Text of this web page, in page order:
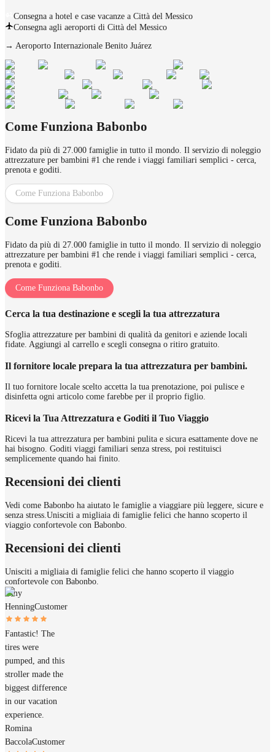
Consegna a hotel e case vacanze a Città del Messico
Consegna agli aeroporti di Città del Messico
→ Aeroporto Internazionale Benito Juárez
Come Funziona Babonbo
Fidato da più di 27.000 famiglie in tutto il mondo. Il servizio di noleggio
attrezzature per bambini #1 che rende i viaggi familiari semplici - cerca,
prenota e goditi.
Come Funziona Babonbo
Come Funziona Babonbo
Fidato da più di 27.000 famiglie in tutto il mondo. Il servizio di noleggio
attrezzature per bambini #1 che rende i viaggi familiari semplici - cerca,
prenota e goditi.
Come Funziona Babonbo
Cerca la tua destinazione e scegli la tua attrezzatura
Sfoglia attrezzature per bambini di qualità da genitori e aziende locali
fidate. Aggiungi al carrello e scegli consegna o ritiro gratuito.
Il fornitore locale prepara la tua attrezzatura per bambini.
Il tuo fornitore locale scelto accetta la tua prenotazione, poi pulisce e
disinfetta ogni articolo come farebbe per il proprio figlio.
Ricevi la Tua Attrezzatura e Goditi il Tuo Viaggio
Ricevi la tua attrezzatura per bambini pulita e sicura esattamente dove ne
hai bisogno. Goditi viaggi familiari senza stress, poi restituisci
semplicemente quando hai finito.
Recensioni dei clienti
Vedi come Babonbo ha aiutato le famiglie a viaggiare più leggere, sicure e
senza stress. Unisciti a migliaia di famiglie felici che hanno scoperto il
viaggio confortevole con Babonbo.
Recensioni dei clienti
Unisciti a migliaia di famiglie felici che hanno scoperto il viaggio
confortevole con Babonbo.
Amy
HenningCustomer
Fantastic! The
tires were
pumped, and this
stroller made the
biggest difference
in our vacation
experience.
Romina
BaccolaCustomer